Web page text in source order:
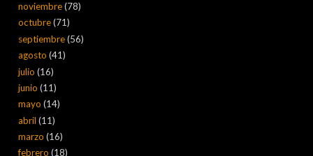
noviembre(78)
octubre(71)
septiembre(56)
agosto(41)
julio(16)
junio(11)
mayo(14)
abril(11)
marzo(16)
febrero(18)